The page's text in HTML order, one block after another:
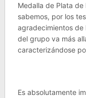
Medalla de Plata de
sabemos, por los
agradecimientos de
del grupo va más
caracterizándose
Es absolutamente